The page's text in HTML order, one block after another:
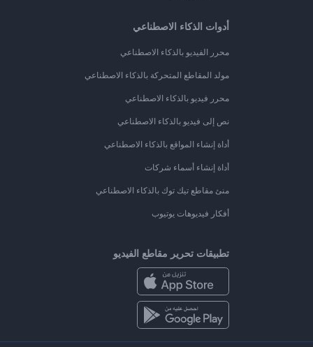
أدوات الذكاء الاصطناعي
محرر الفيديو بالذكاء الاصطناعي
مولد المقاطع المتحركة بالذكاء الاصطناعي
محرر فيديو بالذكاء الاصطناعي
نص إلى فيديو بالذكاء الاصطناعي
أداة إنشاء المواقع بالذكاء الاصطناعي
أداة إنشاء أسماء شركات
منئ مقاطع تيك توك بالذكاء الاصطناعي
أفكار فيديوهات يوتيوب
تطبيقات تحرير مقاطع الفيديو